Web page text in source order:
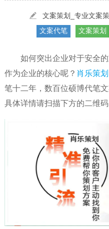
文案策划_专业文案
文案代笔
文案策划
如何突出企业对于安全
作为企业的核心呢？ 肖乐策划
笔十二年，数百位硕博代笔
具体详情请扫描下方的二维码